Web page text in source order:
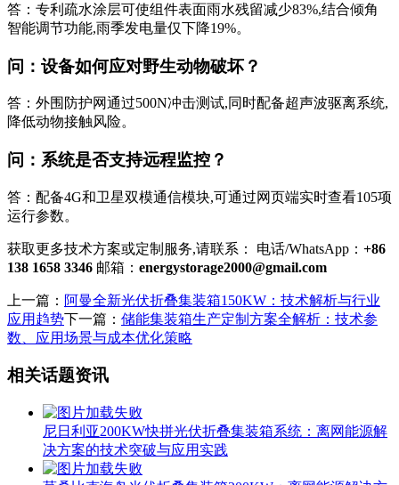
答：专利疏水涂层可使组件表面雨水残留减少83%,结合倾角
智能调节功能,雨季发电量仅下降19%。
问：设备如何应对野生动物破坏？
答：外围防护网通过500N冲击测试,同时配备超声波驱离系统,
降低动物接触风险。
问：系统是否支持远程监控？
答：配备4G和卫星双模通信模块,可通过网页端实时查看105项
运行参数。
获取更多技术方案或定制服务,请联系： 电话/WhatsApp： +86
138 1658 3346 邮箱： energystorage2000@gmail.com
上一篇： 阿曼全新光伏折叠集装箱150KW：技术解析与行业
应用趋势下一篇： 储能集装箱生产定制方案全解析：技术参
数、应用场景与成本优化策略
相关话题资讯
尼日利亚200KW快拼光伏折叠集装箱系统：离网能源解
决方案的技术突破与应用实践
莫桑比克海岛光伏折叠集装箱200KW：离网能源解决方